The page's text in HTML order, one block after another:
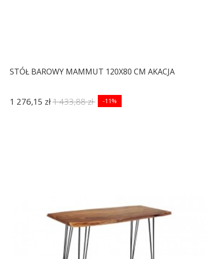
STÓŁ BAROWY MAMMUT 120X80 CM AKACJA
1 276,15 zł1 433,88 zł -11%